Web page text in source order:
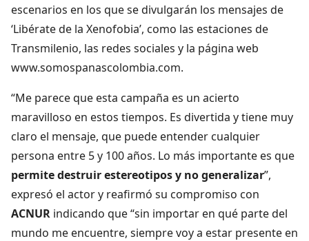
escenarios en los que se divulgarán los mensajes de
‘Libérate de la Xenofobia’, como las estaciones de
Transmilenio, las redes sociales y la página web
www.somospanascolombia.com.
“Me parece que esta campaña es un acierto
maravilloso en estos tiempos. Es divertida y tiene muy
claro el mensaje, que puede entender cualquier
persona entre 5 y 100 años. Lo más importante es que
permite destruir estereotipos y no generalizar”,
expresó el actor y reafirmó su compromiso con
ACNUR indicando que “sin importar en qué parte del
mundo me encuentre, siempre voy a estar presente en